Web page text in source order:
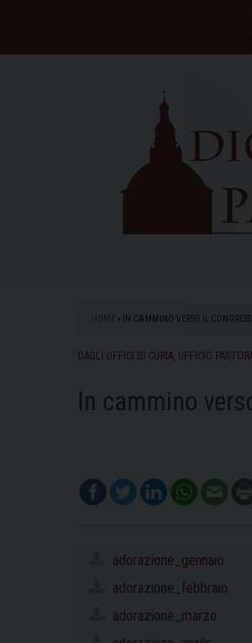
content
HOME » IN CAMMINO VERSO IL
DAGLI UFFICI DI CURIA UFFICIO
In cammino
adorazione_gennaio
adorazione_febbraio
adorazione_marzo